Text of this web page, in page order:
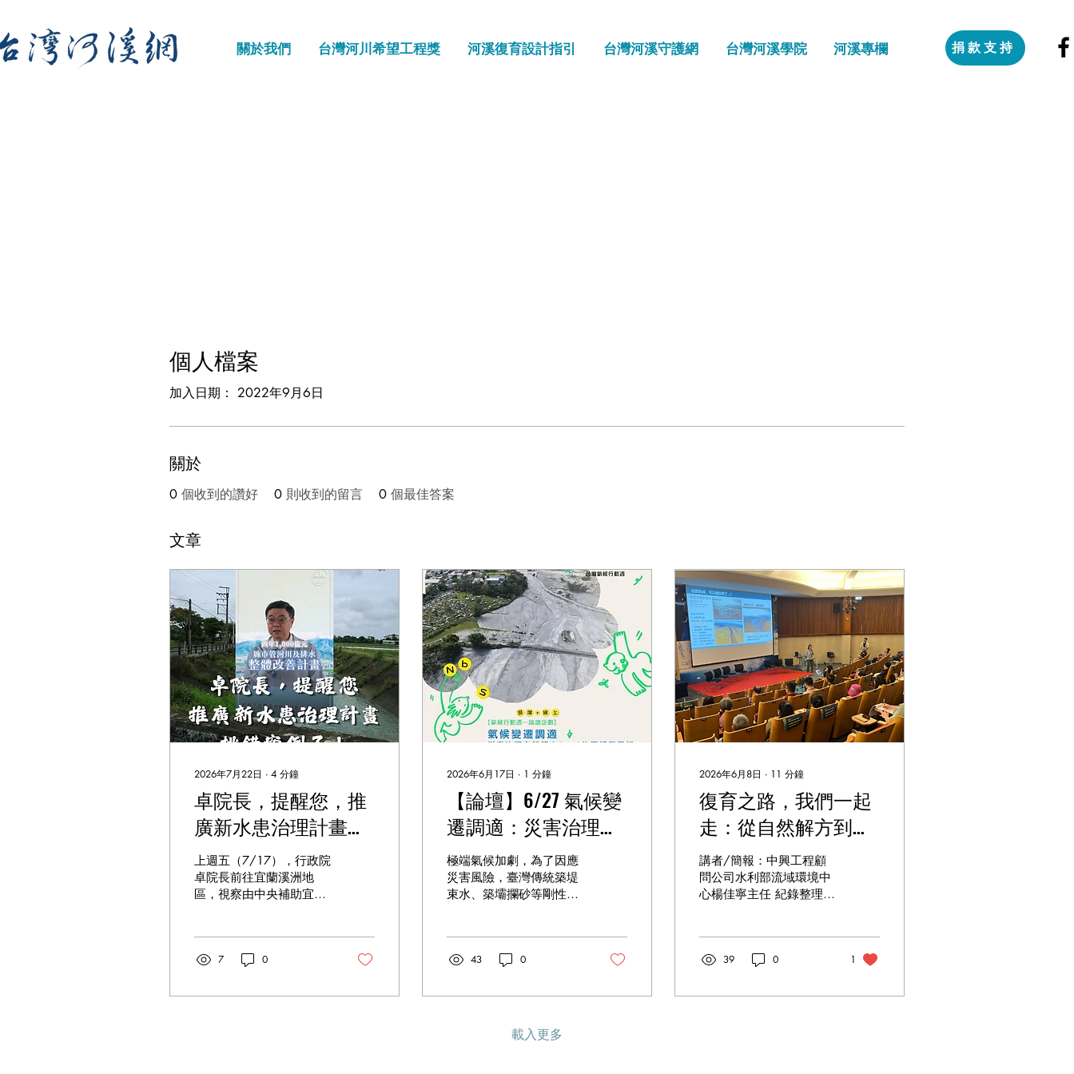
關於我們 台灣河川希望工程獎 河溪復育設計指引 台灣河溪守護網 台灣河溪學院 河溪專欄 捐款支持
個人檔案
加入日期： 2022年9月6日
關於
0 個收到的讚好 0 則收到的留言 0 個最佳答案
文章
2026年7月22日 ∙ 4 分鐘
卓院長，提醒您，推
廣新水患治理計畫時
挑錯案例了！
上週五（7/17），行政院
卓院長前往宜蘭溪洲地
區，視察由中央補助宜蘭
民眾有焦慮之感，並順帶
候變遷縣市管河川及排水
7 0
2026年6月17日 ∙ 1 分鐘
【論壇】6/27 氣候變
遷調適：災害治理自
然解方(NbS)的實踐與
思辨
極端氣候加劇，為了因應
災害風險，臺灣傳統築堤
束水、築壩攔砂等剛性工
適」危機。面對挑戰，國
（NbS）」視為兼顧調適
《氣候變遷因應法》通
過，臺灣迎來治理轉型的
43 0
2026年6月8日 ∙ 11 分鐘
復育之路，我們一起
走：從自然解方到健
康流域的台灣河川治
理新課題
講者/簡報：中興工程顧
問公司水利部流域環境中
心楊佳寧主任 紀錄整理：
河流共作 在《第二屆台灣
中，中興工程顧問公司水
39 0 1
載入更多